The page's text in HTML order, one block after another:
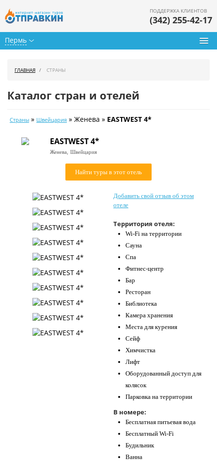
Пермь
ПОДДЕРЖКА КЛИЕНТОВ
(342) 255-42-17
Календарь туров
Цены дня
Контакты
ГЛАВНАЯ СТРАНЫ
Каталог стран и отелей
Страны » Швейцария » Женева » EASTWEST 4*
EASTWEST 4*
Женева, Швейцария
Найти туры в этот отель
Добавить свой отзыв об этом
отеле
Территория отеля:
Wi-Fi на территории
Сауна
Спа
Фитнес-центр
Бар
Ресторан
Библиотека
Камера хранения
Места для курения
Сейф
Химчистка
Лифт
Оборудованный доступ для
колясок
Парковка на территории
В номере:
Бесплатная питьевая вода
Бесплатный Wi-Fi
Будильник
Ванна